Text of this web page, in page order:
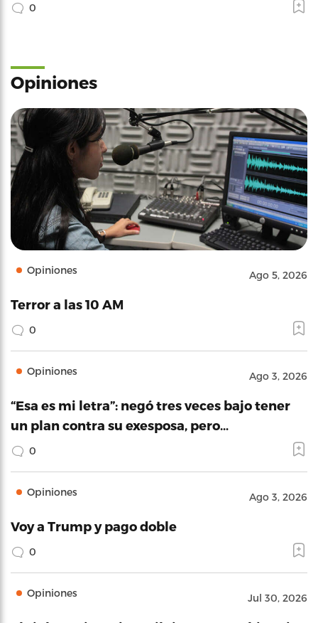
0
Opiniones
Opiniones Ago 5, 2026
Terror a las 10 AM
0
Opiniones Ago 3, 2026
“Esa es mi letra”: negó tres veces bajo tener
un plan contra su exesposa, pero…
0
Opiniones Ago 3, 2026
Voy a Trump y pago doble
0
Opiniones Jul 30, 2026